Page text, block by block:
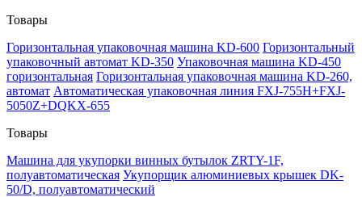
Товары
Горизонтальная упаковочная машина KD-600 Горизонтальный
упаковочный автомат KD-350 Упаковочная машина KD-450
горизонтальная Горизонтальная упаковочная машина KD-260,
автомат Автоматическая упаковочная линия FXJ-755H+FXJ-
5050Z+DQKX-655
Товары
Машина для укупорки винных бутылок ZRTY-1F,
полуавтоматическая Укупорщик алюминиевых крышек DK-
50/D, полуавтоматический